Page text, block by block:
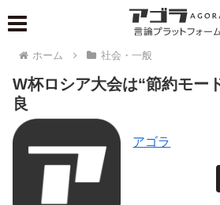
ホーム 社会・一般
W杯ロシア大会は“節約モー
良
アゴラ